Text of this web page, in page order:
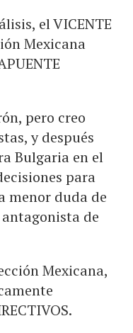
el VICENTE
Mexicana
pero creo
y después
Bulgaria en el
para
menor duda de
de
Mexicana,